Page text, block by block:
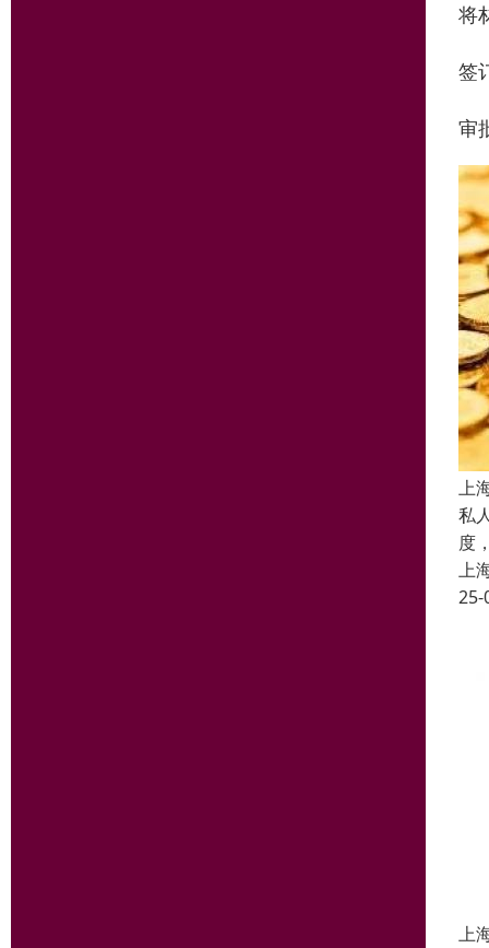
将
签
审
上
私
度
上
25-
上